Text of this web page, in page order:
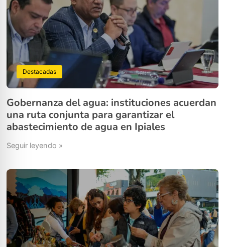
Destacadas
Gobernanza del agua: instituciones acuerdan
una ruta conjunta para garantizar el
abastecimiento de agua en Ipiales
Seguir leyendo »